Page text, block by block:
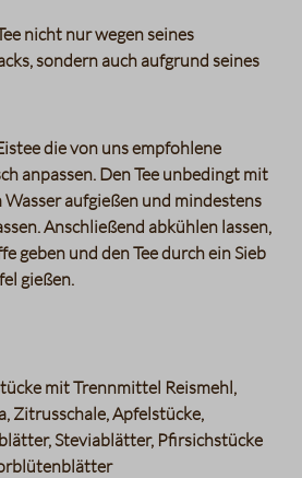
nicht nur wegen seines
sondern auch aufgrund seines
die von uns empfohlene
anpassen. Den Tee unbedingt mit
aufgießen und mindestens
Anschließend abkühlen lassen,
geben und den Tee durch ein Sieb
gießen.
mit Trennmittel Reismehl,
Zitrusschale, Apfelstücke,
Steviablätter, Pfirsichstücke